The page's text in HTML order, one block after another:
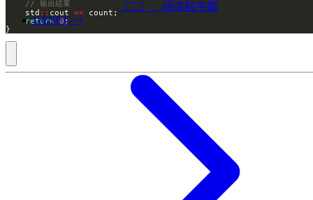
（二）：阅读程序题
GESP C++
    std
:: cout <<
return 0
}